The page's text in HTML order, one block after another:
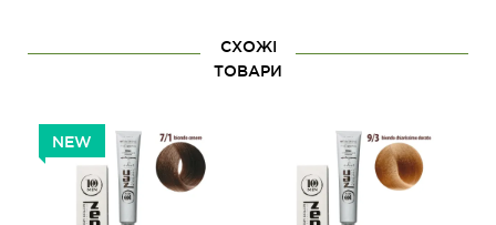
СХОЖІ
ТОВАРИ
NEW